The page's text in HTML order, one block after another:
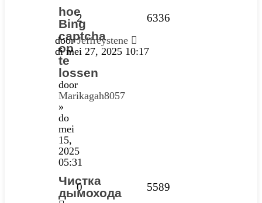
hoe
Bing
captcha
op
te
lossen
door
Marikagah8057
»
do
mei
15,
2025
05:31
2 6336
doorJeffreystene
di mei 27, 2025 10:17
Чистка
дымохода
0 5589